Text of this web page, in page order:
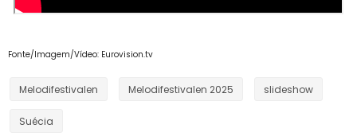
Fonte/Imagem/Vídeo: Eurovision.tv
Melodifestivalen Melodifestivalen 2025 slideshow
Suécia